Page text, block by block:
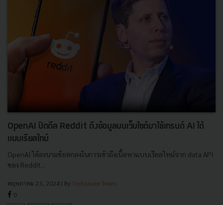
OpenAI ปิดดีล Reddit ดึงข้อมูลบนเว็บไซต์มาใช้เทรนด์ AI ได้
แบบเรียลไทม์
OpenAI ได้ลงนามข้อตกลงในการเข้าถึงเนื้อหาแบบเรียลไทม์จาก data API
ของ Reddit...
พฤษภาคม 23, 2024 | By Techsauce Team
0